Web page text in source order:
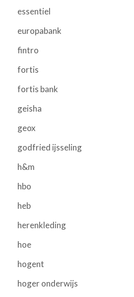
essentiel
europabank
fintro
fortis
fortis bank
geisha
geox
godfried ijsseling
h&m
hbo
heb
herenkleding
hoe
hogent
hoger onderwijs